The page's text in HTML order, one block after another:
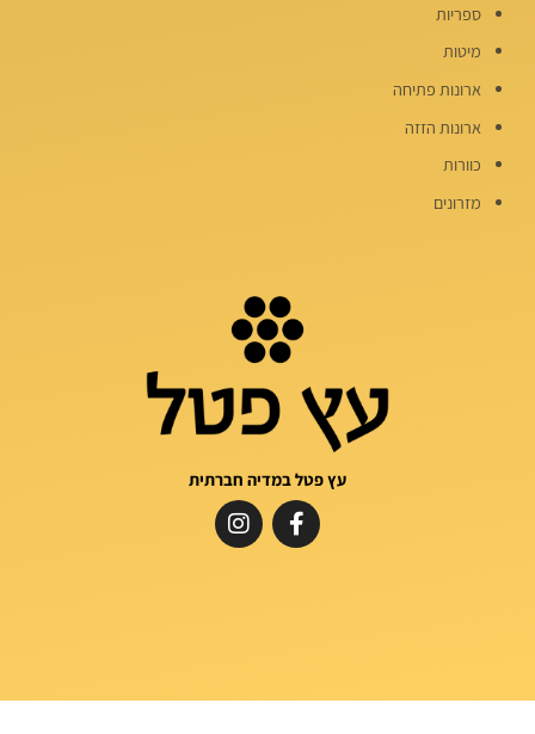
ספריות
מיטות
ארונות פתיחה
ארונות הזזה
כוורות
מזרונים
עץ פטל במדיה חברתית